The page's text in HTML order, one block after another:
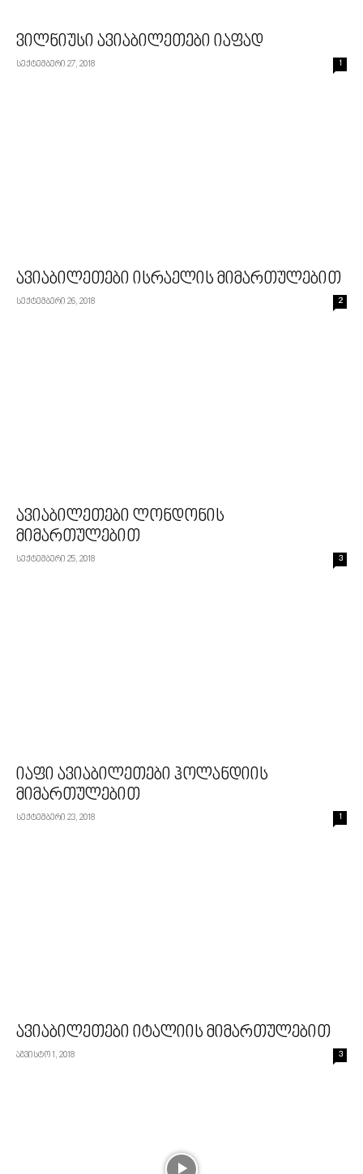
ვილნიუსი ავიაბილეთები იაფად
სექტემბერი 27, 2018 1
ავიაბილეთები ისრაელის მიმართულებით
სექტემბერი 26, 2018 2
ავიაბილეთები ლონდონის
მიმართულებით
სექტემბერი 25, 2018 3
იაფი ავიაბილეთები ჰოლანდიის
მიმართულებით
სექტემბერი 23, 2018 1
ავიაბილეთები იტალიის მიმართულებით
აგვისტო 1, 2018 3